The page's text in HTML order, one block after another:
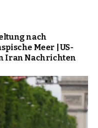
nach
Meer | US-
Iran Nachrichten